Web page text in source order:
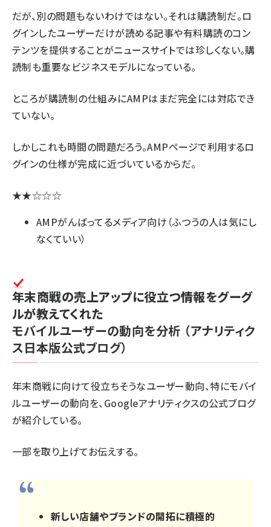
だが、別の問題もないわけではない。それは購読制だ。ロ
グインしたユーザーだけが読める記事や有料購読のコン
テンツを提供することがニュースサイトでは珍しくない。購
読制も重要なビジネスモデルになっている。
ところが購読制の仕組みにAMPはまだ完全には対応でき
ていない。
しかしこれも時間の問題だろう。AMPページで利用するロ
グインの仕様が完成に近づいているからだ。
★★☆☆☆
AMPがんばってるメディア向け（ふつうの人は気にし
なくていい）
年末商戦の売上アップに役立つ情報をグーグ
ルが教えてくれた
モバイルユーザーの動向を分析 （アナリティク
ス日本版公式ブログ）
年末商戦に向けて役立ちそうなユーザー動向、特にモバイ
ルユーザーの動向を、Googleアナリティクスの公式ブログ
が紹介している。
一部を取り上げてお伝えする。
新しい店舗やブランドの開拓に積極的